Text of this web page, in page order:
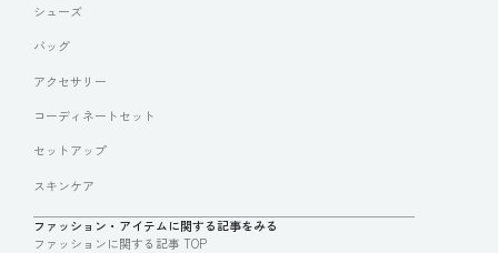
シューズ
バッグ
アクセサリー
コーディネートセット
セットアップ
スキンケア
ファッション・アイテムに関する記事をみる
ファッションに関する記事 TOP